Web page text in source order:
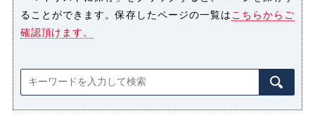
パワーハラスメント（パワハラ）
マタニティハラスメント（マタハ
ラ）
ることができます。保存したページの一覧は こちらからご
確認頂けます。